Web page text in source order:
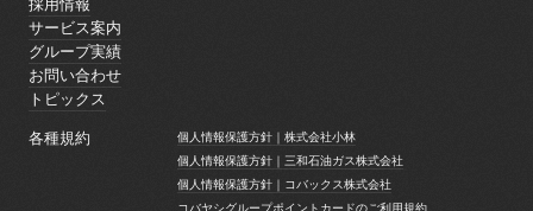
採用情報
採用情報
サービス案内
サービス案内
グループ実績
グループ実績
お問い合わせ
お問い合わせ
トピックス
各種規約
個人情報保護方針｜株式会社小林
個人情報保護方針｜株式会社小林
個人情報保護方針｜三和石油ガス株式会社
個人情報保護方針｜三和石油ガス株式会社
個人情報保護方針｜コバックス株式会社
個人情報保護方針｜コバックス株式会社
コバヤシグループポイントカードのご利用規約